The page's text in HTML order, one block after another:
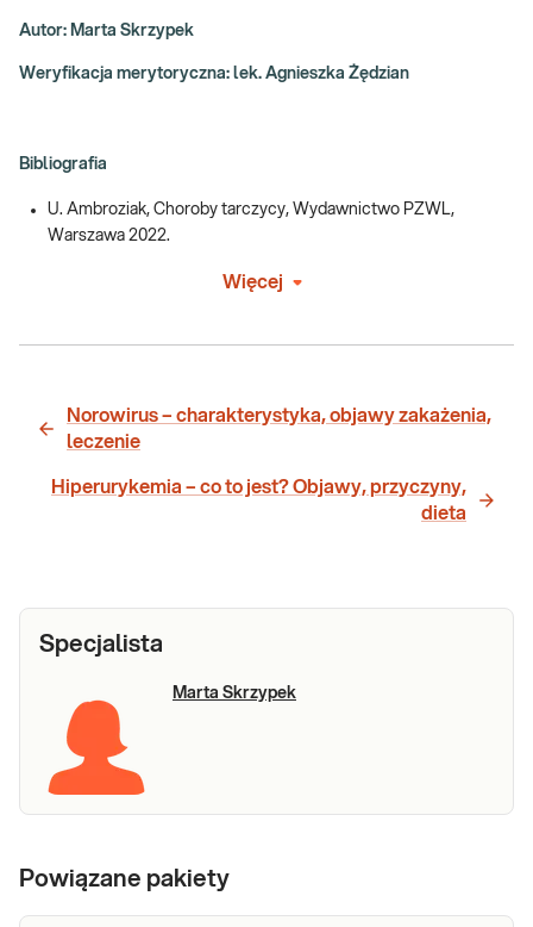
Autor: Marta Skrzypek
Weryfikacja merytoryczna: lek. Agnieszka Żędzian
Bibliografia
U. Ambroziak, Choroby tarczycy, Wydawnictwo PZWL,
Warszawa 2022.
Więcej
Norowirus – charakterystyka, objawy zakażenia,
leczenie
Hiperurykemia – co to jest? Objawy, przyczyny,
dieta
Specjalista
Marta Skrzypek
Powiązane pakiety